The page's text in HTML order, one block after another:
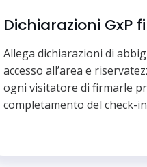
Dichiarazioni GxP
Allega dichiarazioni di
accesso all’area e
ogni visitatore di firmarle
completamento del check-